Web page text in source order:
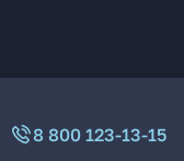
8 800 123-13-15